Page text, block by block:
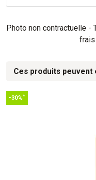
Photo non contractuelle -
frais
Ces produits
-30%*